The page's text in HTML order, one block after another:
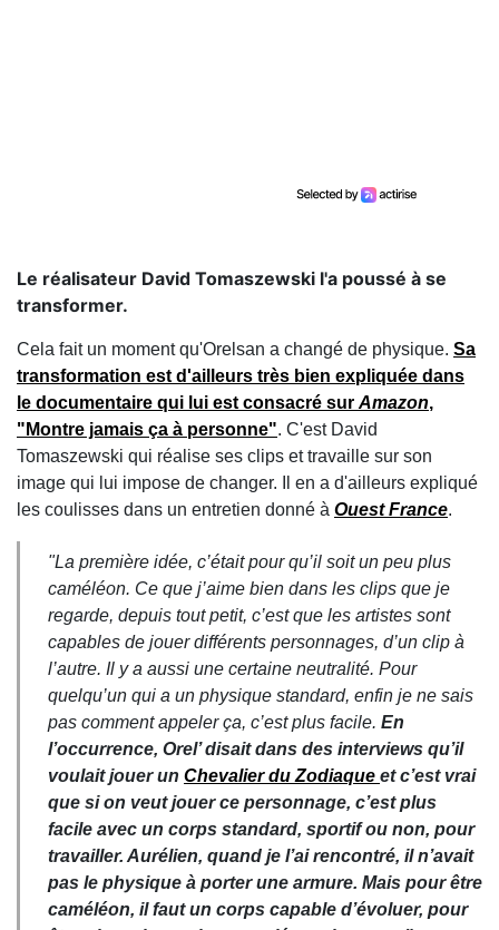
Le réalisateur David Tomaszewski l'a poussé à se
transformer.
Cela fait un moment qu'Orelsan a changé de physique. Sa
transformation est d'ailleurs très bien expliquée dans
le documentaire qui lui est consacré sur Amazon,
"Montre jamais ça à personne". C'est David
Tomaszewski qui réalise ses clips et travaille sur son
image qui lui impose de changer. Il en a d'ailleurs expliqué
les coulisses dans un entretien donné à Ouest France.
"La première idée, c’était pour qu’il soit un peu plus
caméléon. Ce que j’aime bien dans les clips que je
regarde, depuis tout petit, c’est que les artistes sont
capables de jouer différents personnages, d’un clip à
l’autre. Il y a aussi une certaine neutralité. Pour
quelqu’un qui a un physique standard, enfin je ne sais
pas comment appeler ça, c’est plus facile. En
l’occurrence, Orel’ disait dans des interviews qu’il
voulait jouer un Chevalier du Zodiaque et c’est vrai
que si on veut jouer ce personnage, c’est plus
facile avec un corps standard, sportif ou non, pour
travailler. Aurélien, quand je l’ai rencontré, il n’avait
pas le physique à porter une armure. Mais pour être
caméléon, il faut un corps capable d’évoluer, pour